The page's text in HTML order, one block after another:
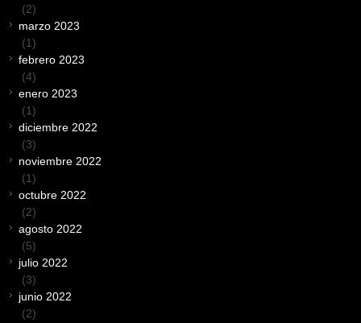
(2)
marzo 2023
(1)
febrero 2023
(4)
enero 2023
(1)
diciembre 2022
(3)
noviembre 2022
(1)
octubre 2022
(2)
agosto 2022
(5)
julio 2022
(3)
junio 2022
(2)